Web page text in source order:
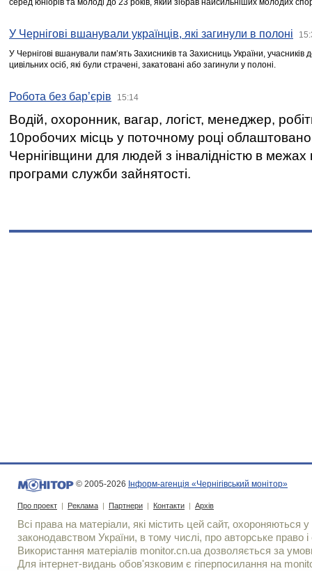
серед юніорів та молоді до 23 років, який зібрав найсильніших молодих
У Чернігові вшанували українців, які загинули в полоні
У Чернігові вшанували пам’ять Захисників та Захисниць України,
цивільних осіб, які були страчені, закатовані або загинули у полоні.
Робота без бар’єрів 15:14
Водій, охоронник, вагар, логіст, менеджер,
10робочих місць у поточному році
Чернігівщини для людей з інвалідністю в межах
програми служби зайнятості.
© 2005-2026 Інформ-агенція «Чернігівський монітор»
Про проект | Реклама | Партнери | Контакти | Архів
Всі права на матеріали, які містить цей сайт, охороняються у
законодавством України, в тому числі, про авторське право і
Використання матерiалiв monitor.cn.ua дозволяється за
Для iнтернет-видань обов'язковим є гiперпосилання на